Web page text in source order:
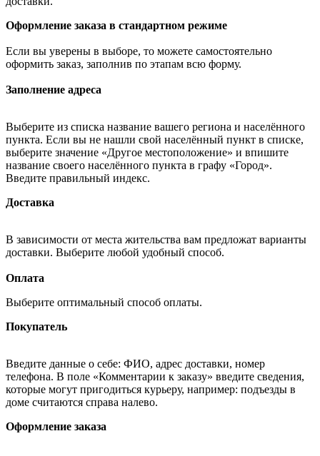
Оформление заказа в стандартном режиме
Если вы уверены в выборе, то можете самостоятельно
оформить заказ, заполнив по этапам всю форму.
Заполнение адреса
Выберите из списка название вашего региона и населённого
пункта. Если вы не нашли свой населённый пункт в списке,
выберите значение «Другое местоположение» и впишите
название своего населённого пункта в графу «Город».
Введите правильный индекс.
Доставка
В зависимости от места жительства вам предложат варианты
доставки. Выберите любой удобный способ.
Оплата
Выберите оптимальный способ оплаты.
Покупатель
Введите данные о себе: ФИО, адрес доставки, номер
телефона. В поле «Комментарии к заказу» введите сведения,
которые могут пригодиться курьеру, например: подъезды в
доме считаются справа налево.
Оформление заказа